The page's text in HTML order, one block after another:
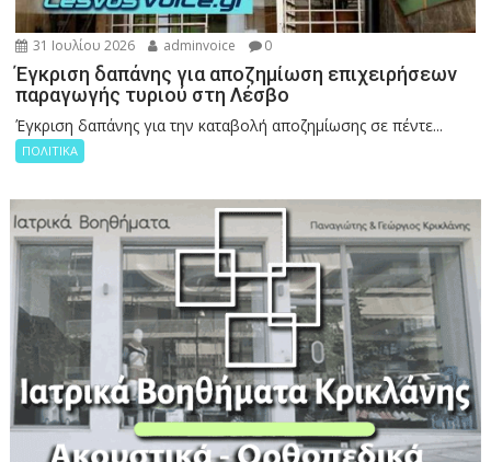
31 Ιουλίου 2026 adminvoice 0
Έγκριση δαπάνης για αποζημίωση επιχειρήσεων
παραγωγής τυριού στη Λέσβο
Έγκριση δαπάνης για την καταβολή αποζημίωσης σε πέντε...
ΠΟΛΙΤΙΚΑ